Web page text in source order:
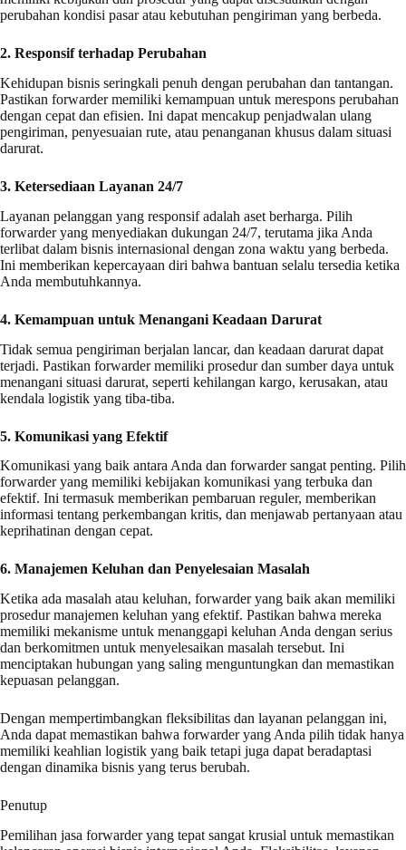
perubahan kondisi pasar atau kebutuhan pengiriman yang berbeda.
2. Responsif terhadap Perubahan
Kehidupan bisnis seringkali penuh dengan perubahan dan tantangan.
Pastikan forwarder memiliki kemampuan untuk merespons perubahan
dengan cepat dan efisien. Ini dapat mencakup penjadwalan ulang
pengiriman, penyesuaian rute, atau penanganan khusus dalam situasi
darurat.
3. Ketersediaan Layanan 24/7
Layanan pelanggan yang responsif adalah aset berharga. Pilih
forwarder yang menyediakan dukungan 24/7, terutama jika Anda
terlibat dalam bisnis internasional dengan zona waktu yang berbeda.
Ini memberikan kepercayaan diri bahwa bantuan selalu tersedia ketika
Anda membutuhkannya.
4. Kemampuan untuk Menangani Keadaan Darurat
Tidak semua pengiriman berjalan lancar, dan keadaan darurat dapat
terjadi. Pastikan forwarder memiliki prosedur dan sumber daya untuk
menangani situasi darurat, seperti kehilangan kargo, kerusakan, atau
kendala logistik yang tiba-tiba.
5. Komunikasi yang Efektif
Komunikasi yang baik antara Anda dan forwarder sangat penting. Pilih
forwarder yang memiliki kebijakan komunikasi yang terbuka dan
efektif. Ini termasuk memberikan pembaruan reguler, memberikan
informasi tentang perkembangan kritis, dan menjawab pertanyaan atau
keprihatinan dengan cepat.
6. Manajemen Keluhan dan Penyelesaian Masalah
Ketika ada masalah atau keluhan, forwarder yang baik akan memiliki
prosedur manajemen keluhan yang efektif. Pastikan bahwa mereka
memiliki mekanisme untuk menanggapi keluhan Anda dengan serius
dan berkomitmen untuk menyelesaikan masalah tersebut. Ini
menciptakan hubungan yang saling menguntungkan dan memastikan
kepuasan pelanggan.
Dengan mempertimbangkan fleksibilitas dan layanan pelanggan ini,
Anda dapat memastikan bahwa forwarder yang Anda pilih tidak hanya
memiliki keahlian logistik yang baik tetapi juga dapat beradaptasi
dengan dinamika bisnis yang terus berubah.
Penutup
Pemilihan jasa forwarder yang tepat sangat krusial untuk memastikan